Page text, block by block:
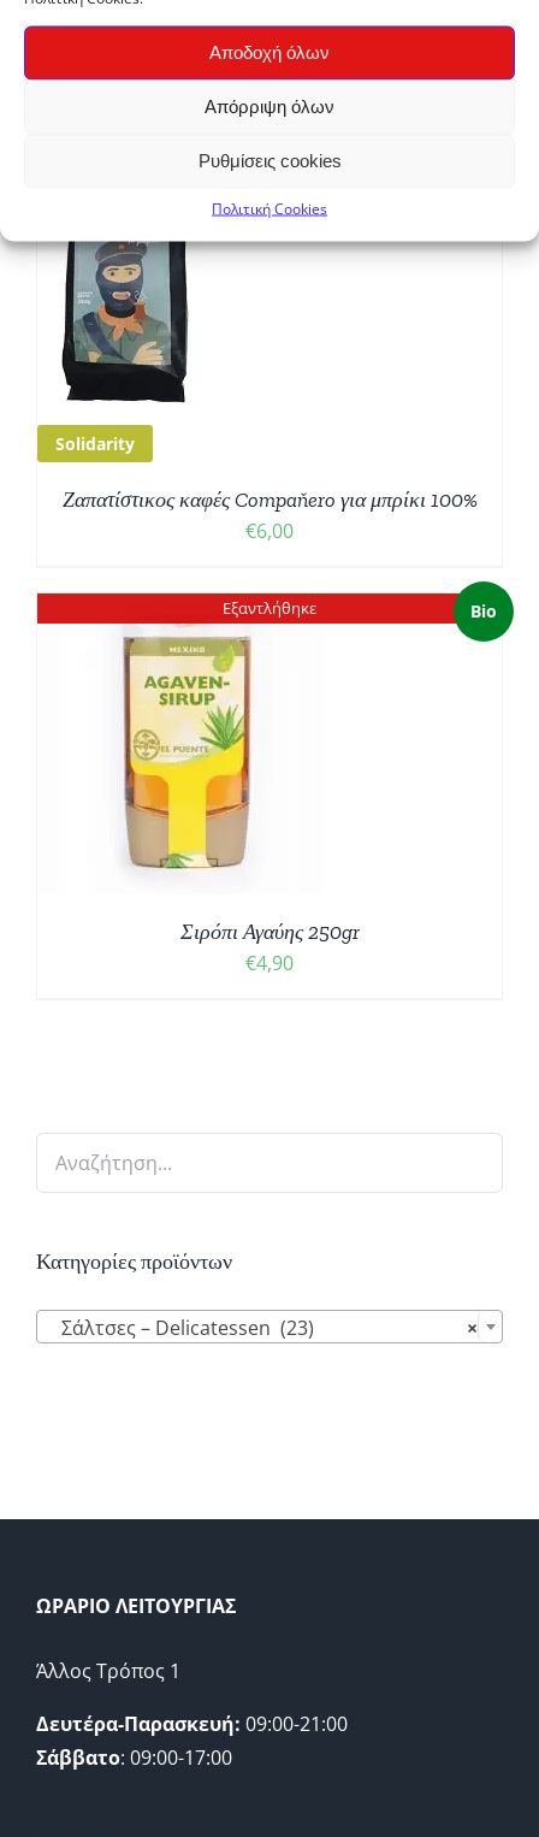
Αποδοχή όλων
Απόρριψη όλων
Ρυθμίσεις cookies
Πολιτική Cookies
Λάδι Καρύδας 400ml
€4,90
Solidarity
Ζαπατίστικος καφές Compaňero για μπρίκι 100%
€6,00
Εξαντλήθηκε Bio
Σιρόπι Αγαύης 250gr
€4,90
Κατηγορίες προϊόντων
×
Σάλτσες – Delicatessen (23)
ΩΡΑΡΙΟ ΛΕΙΤΟΥΡΓΙΑΣ
Άλλος Τρόπος 1
Δευτέρα-Παρασκευή: 09:00-21:00
Σάββατο: 09:00-17:00